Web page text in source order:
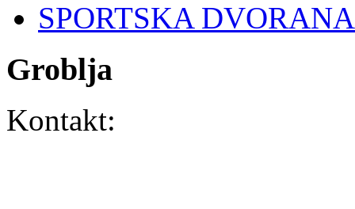
SPORTSKA DVORANA
Groblja
Kontakt: